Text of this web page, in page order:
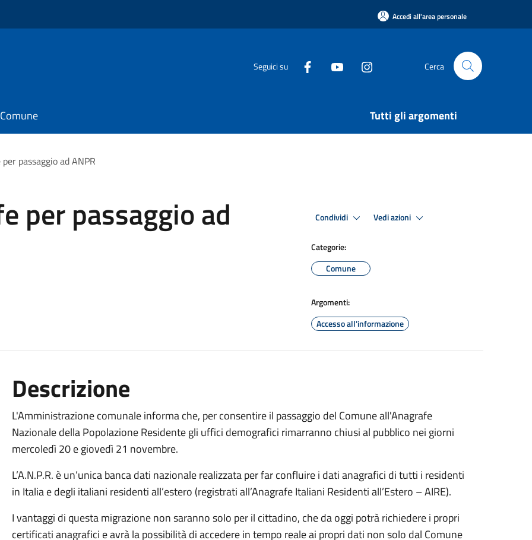
Accedi all'area personale
Seguici su Cerca
Tutti gli argomenti
passaggio ad ANPR
per passaggio ad Condividi Vedi azioni
Categorie:
Comune
Argomenti:
Accesso all'informazione
Descrizione
L'Amministrazione comunale informa che, per consentire il passaggio del Comune all'Anagrafe
Nazionale della Popolazione Residente gli uffici demografici rimarranno chiusi al pubblico nei giorni
mercoledì 20 e giovedì 21 novembre.
L’A.N.P.R. è un’unica banca dati nazionale realizzata per far confluire i dati anagrafici di tutti i residenti
in Italia e degli italiani residenti all’estero (registrati all’Anagrafe Italiani Residenti all’Estero – AIRE).
I vantaggi di questa migrazione non saranno solo per il cittadino, che da oggi potrà richiedere i propri
certificati anagrafici e avrà la possibilità di accedere in tempo reale ai propri dati non solo dal Comune